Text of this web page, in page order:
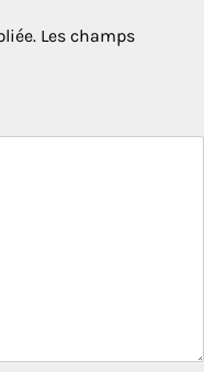
Les champs